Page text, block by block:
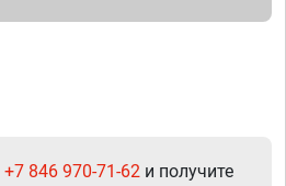
+7 846 970-71-62 и получите